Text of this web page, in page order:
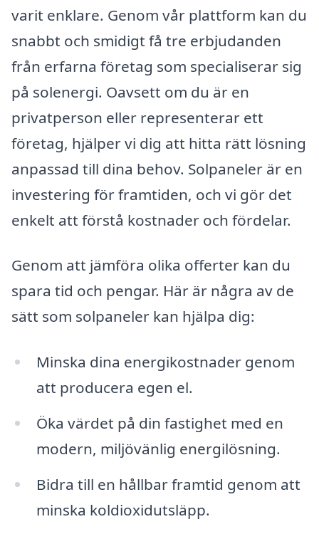
varit enklare. Genom vår plattform kan du
snabbt och smidigt få tre erbjudanden
från erfarna företag som specialiserar sig
på solenergi. Oavsett om du är en
privatperson eller representerar ett
företag, hjälper vi dig att hitta rätt lösning
anpassad till dina behov. Solpaneler är en
investering för framtiden, och vi gör det
enkelt att förstå kostnader och fördelar.
Genom att jämföra olika offerter kan du
spara tid och pengar. Här är några av de
sätt som solpaneler kan hjälpa dig:
Minska dina energikostnader genom
att producera egen el.
Öka värdet på din fastighet med en
modern, miljövänlig energilösning.
Bidra till en hållbar framtid genom att
minska koldioxidutsläpp.